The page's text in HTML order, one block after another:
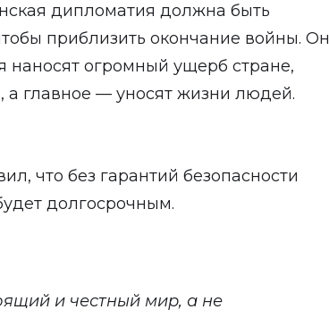
дипломатия должна быть
приблизить окончание войны. Он
наносят огромный ущерб стране,
а главное — уносят жизни людей.
что без гарантий безопасности
долгосрочным.
и честный мир, а не